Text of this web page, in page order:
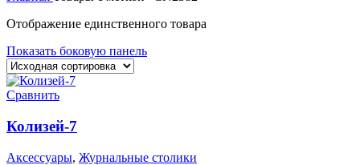
Отображение единственного товара
Показать боковую панель
Сравнить
Колизей-7
Аксессуары, Журнальные столики